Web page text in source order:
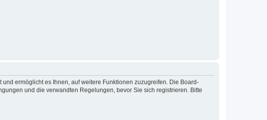
ermöglicht es Ihnen, auf weitere Funktionen zuzugreifen. Die Board-
und die verwandten Regelungen, bevor Sie sich registrieren. Bitte